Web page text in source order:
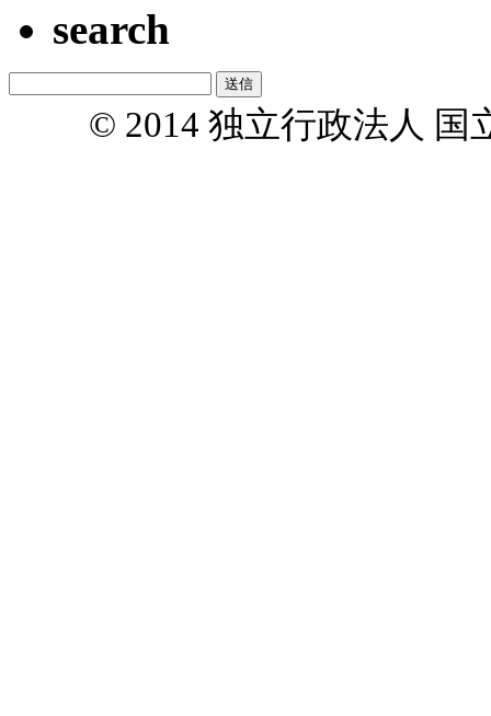
search
© 2014 独立行政法人 国